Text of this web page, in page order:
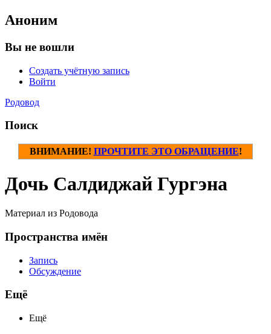
Аноним
Вы не вошли
Создать учётную запись
Войти
Родовод
Поиск
ВНИМАНИЕ! ПРОЧТИТЕ ЭТО ОБРАЩЕНИЕ!
Дочь Салдиджай Гургэна
Материал из Родовода
Пространства имён
Запись
Обсуждение
Ещё
Ещё